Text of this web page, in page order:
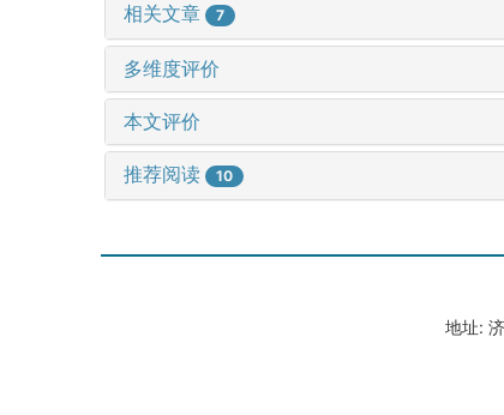
相关文章 7
多维度评价
本文评价
推荐阅读 10
地址: